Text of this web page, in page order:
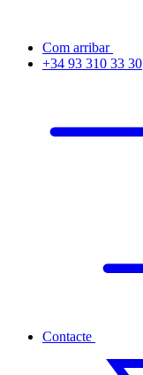
Com arribar
+34 93 310 33 30
Contacte